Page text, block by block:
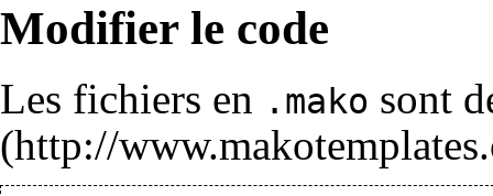
Modifier le code
Les fichiers en .mako sont